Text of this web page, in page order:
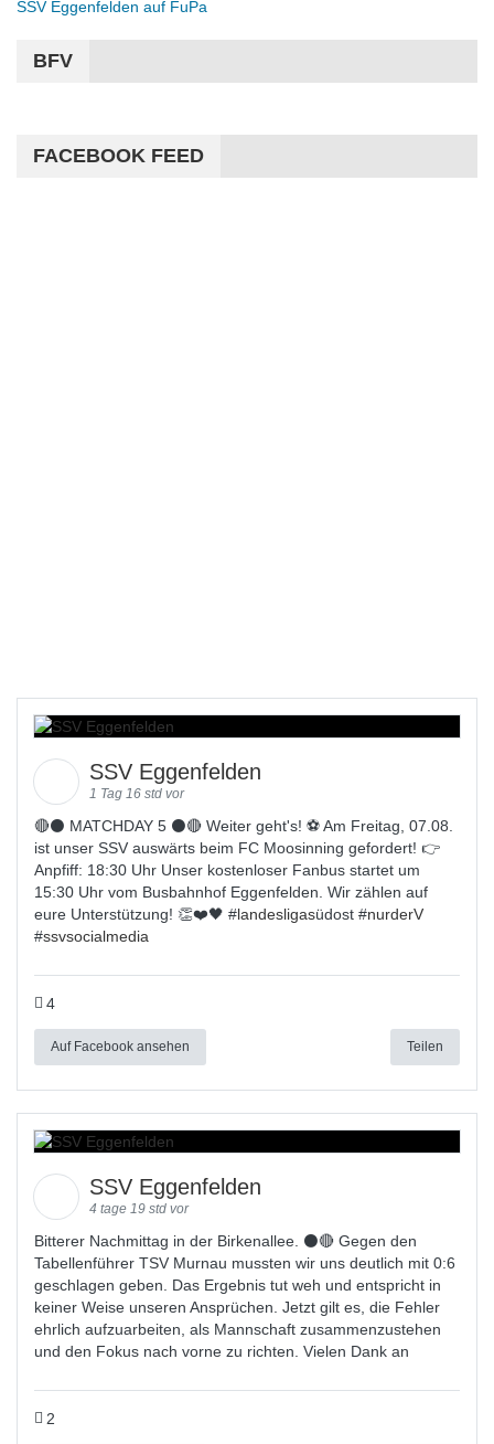
SSV Eggenfelden auf FuPa
BFV
FACEBOOK FEED
SSV Eggenfelden
1 Tag 16 std vor
🔴⚫️ MATCHDAY 5 ⚫️🔴 Weiter geht's! ⚽ Am Freitag, 07.08.
ist unser SSV auswärts beim FC Moosinning gefordert! 👉
Anpfiff: 18:30 Uhr Unser kostenloser Fanbus startet um
15:30 Uhr vom Busbahnhof Eggenfelden. Wir zählen auf
eure Unterstützung! 👏❤️🖤 #landesligasüdost #nurderV
#ssvsocialmedia
4
Auf Facebook ansehen Teilen
SSV Eggenfelden
4 tage 19 std vor
Bitterer Nachmittag in der Birkenallee. ⚫🔴 Gegen den
Tabellenführer TSV Murnau mussten wir uns deutlich mit 0:6
geschlagen geben. Das Ergebnis tut weh und entspricht in
keiner Weise unseren Ansprüchen. Jetzt gilt es, die Fehler
ehrlich aufzuarbeiten, als Mannschaft zusammenzustehen
und den Fokus nach vorne zu richten. Vielen Dank an
2